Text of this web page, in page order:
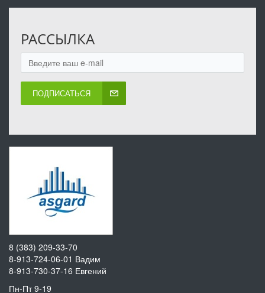
РАССЫЛКА
ПОДПИСАТЬСЯ
8 (383) 209-33-70
8-913-724-06-01 Вадим
8-913-730-37-16 Евгений
Пн-Пт 9-19